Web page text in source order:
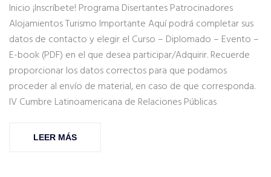
Inicio ¡Inscríbete! Programa Disertantes Patrocinadores
Alojamientos Turismo Importante Aquí podrá completar sus
datos de contacto y elegir el Curso – Diplomado – Evento –
E-book (PDF) en el que desea participar/Adquirir. Recuerde
proporcionar los datos correctos para que podamos
proceder al envío de material, en caso de que corresponda.
IV Cumbre Latinoamericana de Relaciones Públicas
LEER MÁS